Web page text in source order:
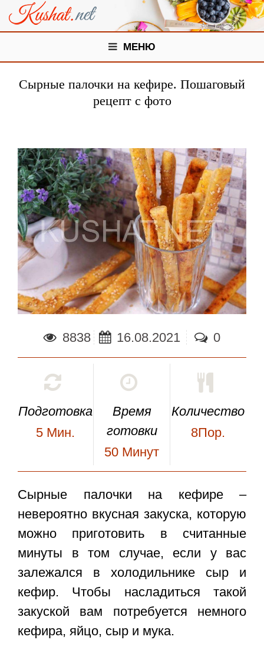
МЕНЮ
Сырные палочки на кефире. Пошаговый
рецепт с фото
8838 16.08.2021 0
Подготовка
5 Мин.
Время
готовки
50 Минут
Количество
8Пор.
Сырные палочки на кефире–
невероятно вкусная закуска, которую
можно приготовить в считанные
минуты в том случае, если у вас
залежался в холодильнике сыр и
кефир. Чтобы насладиться такой
закуской вам потребуется немного
кефира, яйцо, сыр и мука.